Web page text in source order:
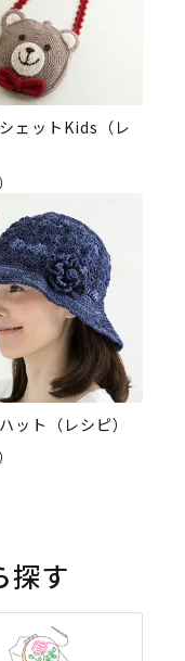
ェットKids（レ
ット（レシピ）
探す